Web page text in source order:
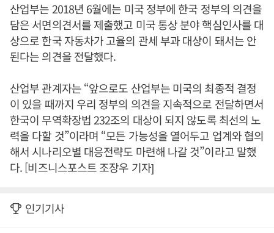
산업부는 2018년 6월에는 미국 정부에 한국 정부의 의견을
담은 서면의견서를 제출했고 미국 통상 분야 핵심인사를 대
상으로 한국 자동차가 고율의 관세 부과 대상이 돼서는 안
된다는 의견을 전달했다.
산업부 관계자는 “앞으로도 산업부는 미국의 최종적 결정
이 있을 때까지 우리 정부의 의견을 지속적으로 전달하면서
한국이 무역확장법 232조의 대상이 되지 않도록 최선의 노
력을 다할 것”이라며 “모든 가능성을 열어두고 업계와 협의
해서 시나리오별 대응전략도 마련해 나갈 것”이라고 말했
다. [비즈니스포스트 조장우 기자]
인기기사